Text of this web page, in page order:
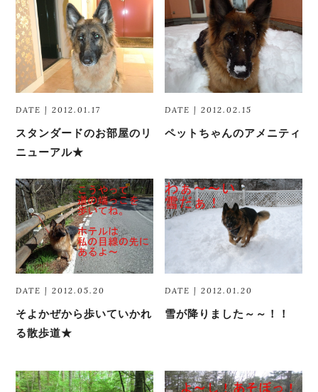
DATE | 2012.01.17
スタンダードのお部屋のリ
ニューアル★
DATE | 2012.02.15
ペットちゃんのアメニティ
DATE | 2012.05.20
そよかぜから歩いていかれ
る散歩道★
DATE | 2012.01.20
雪が降りました～～！！